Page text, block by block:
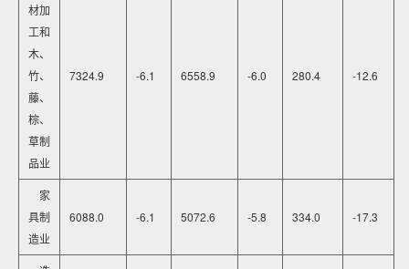
材加
工和
木、
竹、
藤、
棕、
草制
品业
7324.9 -6.1 6558.9 -6.0 280.4 -12.6
家
具制
造业
6088.0 -6.1 5072.6 -5.8 334.0 -17.3